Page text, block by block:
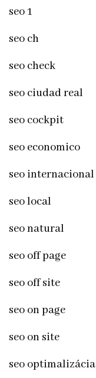
seo 1
seo ch
seo check
seo ciudad real
seo cockpit
seo economico
seo internacional
seo local
seo natural
seo off page
seo off site
seo on page
seo on site
seo optimalizácia